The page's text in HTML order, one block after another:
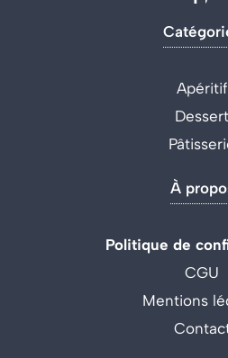
Apéritif
Dessert
À
Politique de
CGU
Mentions